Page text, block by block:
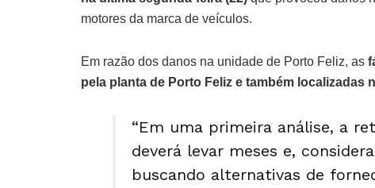
motores da marca de veículos.
Em razão dos danos na unidade de Porto Feliz, as
pela planta de Porto Feliz e também localizadas
“Em uma primeira análise, a
deverá levar meses e,
buscando alternativas de